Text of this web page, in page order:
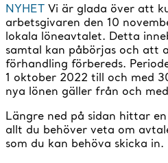
NYHET Vi är glada över att
arbetsgivaren den 10
lokala löneavtalet. Detta
samtal kan påbörjas och att
förhandling förbereds.
1 oktober 2022 till och med
nya lönen gäller från och
Längre ned på sidan hittar
allt du behöver veta om
som du kan behöva skicka in.